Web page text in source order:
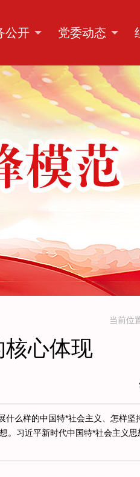
公开 党委动态
当前位
心体现
么样的中国特*社会主义、怎样坚
。习近平新时代中国特*社会主义